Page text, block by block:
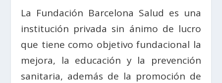
La Fundación Barcelona Salud es una
institución privada sin ánimo de lucro
que tiene como objetivo fundacional la
mejora, la educación y la prevención
sanitaria, además de la promoción de